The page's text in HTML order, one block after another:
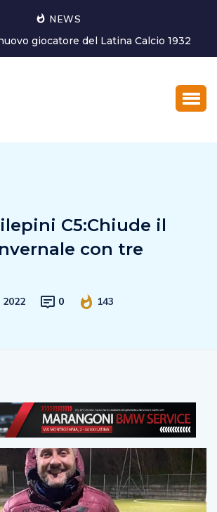
NEWS
il nuovo Coordinatore dell’Area tecnica
del settore g...
C5:Chiude il
con tre
2022 0 143